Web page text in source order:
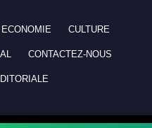
ECONOMIE CULTURE
CONTACTEZ-NOUS